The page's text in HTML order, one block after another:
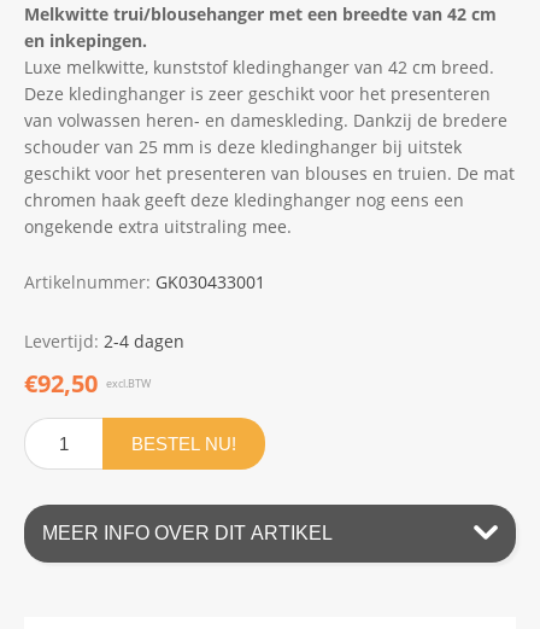
Melkwitte trui/blousehanger met een breedte van 42 cm
en inkepingen.
Luxe melkwitte, kunststof kledinghanger van 42 cm breed.
Deze kledinghanger is zeer geschikt voor het presenteren
van volwassen heren- en dameskleding. Dankzij de bredere
schouder van 25 mm is deze kledinghanger bij uitstek
geschikt voor het presenteren van blouses en truien. De mat
chromen haak geeft deze kledinghanger nog eens een
ongekende extra uitstraling mee.
Artikelnummer: GK030433001
Levertijd: 2-4 dagen
€92,50 excl.BTW
BESTEL NU!
MEER INFO OVER DIT ARTIKEL